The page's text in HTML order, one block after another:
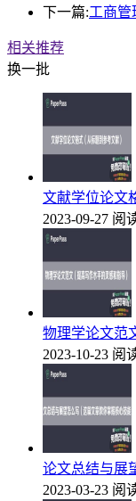
下一篇:工商管
相关推荐
换一批
文献学位论文
2023-09-27 阅
物理学论文范
2023-10-23 阅
论文总结与展
2023-03-23 阅